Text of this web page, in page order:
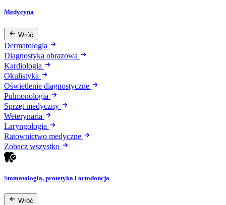
Medycyna
Wróć
Dermatologia
Diagnostyka obrazowa
Kardiologia
Okulistyka
Oświetlenie diagnostyczne
Pulmonologia
Sprzęt medyczny
Weterynaria
Laryngologia
Ratownictwo medyczne
Zobacz wszystko
Stomatologia, protetyka i ortodoncja
Wróć